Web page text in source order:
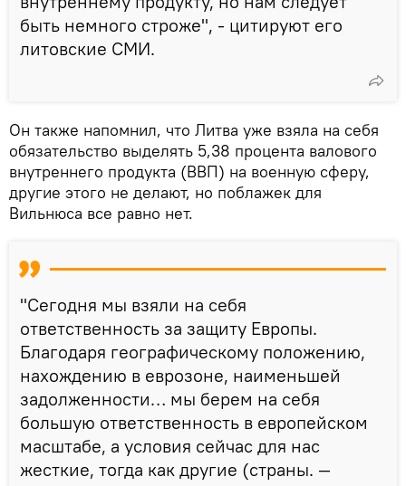
быть немного строже", - цитируют его
литовские СМИ.
Он также напомнил, что Литва уже взяла на себя
обязательство выделять 5,38 процента валового
внутреннего продукта (ВВП) на военную сферу,
другие этого не делают, но поблажек для
Вильнюса все равно нет.
"Сегодня мы взяли на себя
ответственность за защиту Европы.
Благодаря географическому положению,
нахождению в еврозоне, наименьшей
задолженности… мы берем на себя
большую ответственность в европейском
масштабе, а условия сейчас для нас
жесткие, тогда как другие (страны. —